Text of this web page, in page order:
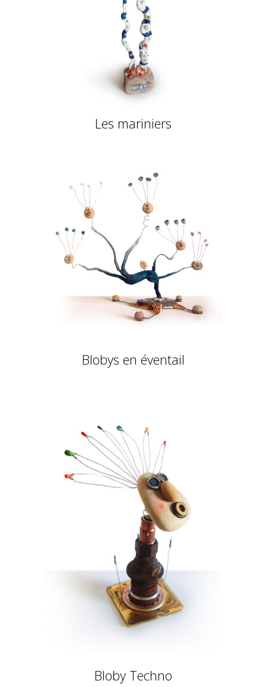
Les mariniers
Blobys en éventail
Bloby Techno